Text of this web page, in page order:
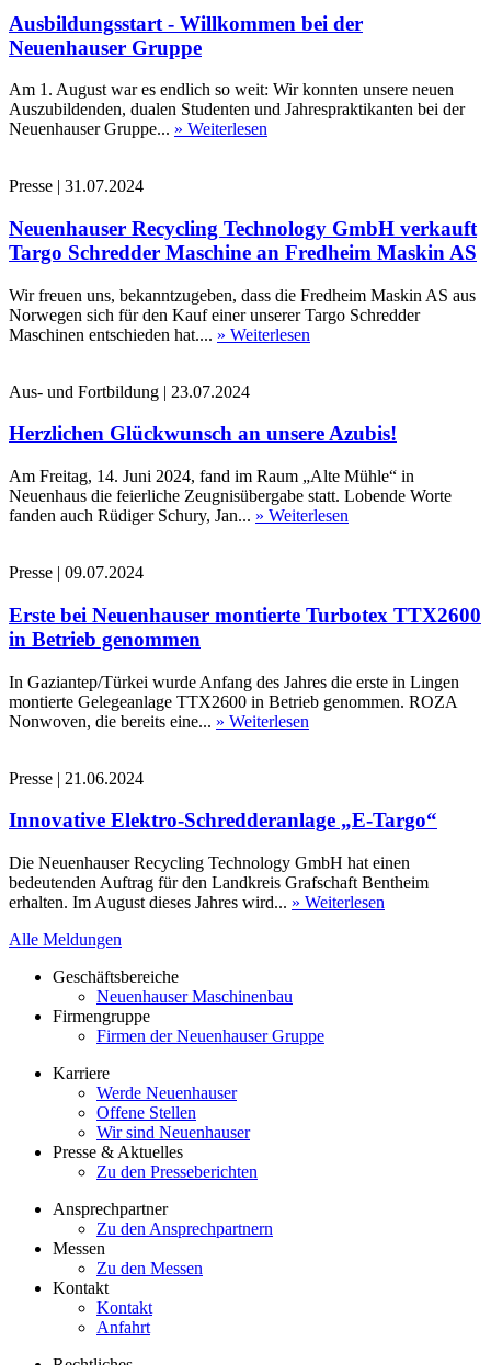
Ausbildungsstart - Willkommen bei der
Neuenhauser Gruppe
Am 1. August war es endlich so weit: Wir konnten unsere neuen
Auszubildenden, dualen Studenten und Jahrespraktikanten bei der
Neuenhauser Gruppe... » Weiterlesen
Presse | 31.07.2024
Neuenhauser Recycling Technology GmbH verkauft
Targo Schredder Maschine an Fredheim Maskin AS
Wir freuen uns, bekanntzugeben, dass die Fredheim Maskin AS aus
Norwegen sich für den Kauf einer unserer Targo Schredder
Maschinen entschieden hat.... » Weiterlesen
Aus- und Fortbildung | 23.07.2024
Herzlichen Glückwunsch an unsere Azubis!
Am Freitag, 14. Juni 2024, fand im Raum „Alte Mühle“ in
Neuenhaus die feierliche Zeugnisübergabe statt. Lobende Worte
fanden auch Rüdiger Schury, Jan... » Weiterlesen
Presse | 09.07.2024
Erste bei Neuenhauser montierte Turbotex TTX2600
in Betrieb genommen
In Gaziantep/Türkei wurde Anfang des Jahres die erste in Lingen
montierte Gelegeanlage TTX2600 in Betrieb genommen. ROZA
Nonwoven, die bereits eine... » Weiterlesen
Presse | 21.06.2024
Innovative Elektro-Schredderanlage „E-Targo“
Die Neuenhauser Recycling Technology GmbH hat einen
bedeutenden Auftrag für den Landkreis Grafschaft Bentheim
erhalten. Im August dieses Jahres wird... » Weiterlesen
Alle Meldungen
Geschäftsbereiche
Neuenhauser Maschinenbau
Firmengruppe
Firmen der Neuenhauser Gruppe
Karriere
Werde Neuenhauser
Offene Stellen
Wir sind Neuenhauser
Presse & Aktuelles
Zu den Presseberichten
Ansprechpartner
Zu den Ansprechpartnern
Messen
Zu den Messen
Kontakt
Kontakt
Anfahrt